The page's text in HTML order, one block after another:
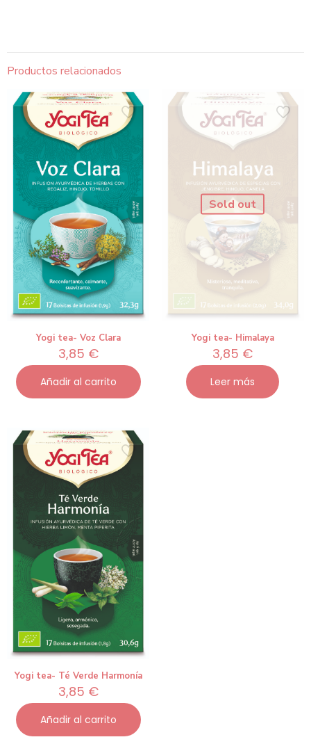
Productos relacionados
Yogi tea- Voz Clara
3,85 €
Añadir al carrito
Sold out
Yogi tea- Himalaya
3,85 €
Leer más
Yogi tea- Té Verde Harmonía
3,85 €
Añadir al carrito